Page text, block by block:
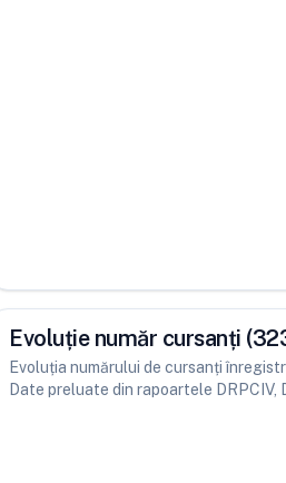
Evoluție număr cursanți
Evoluția numărului de cursanți
Date preluate din rapoartele DRPCIV,